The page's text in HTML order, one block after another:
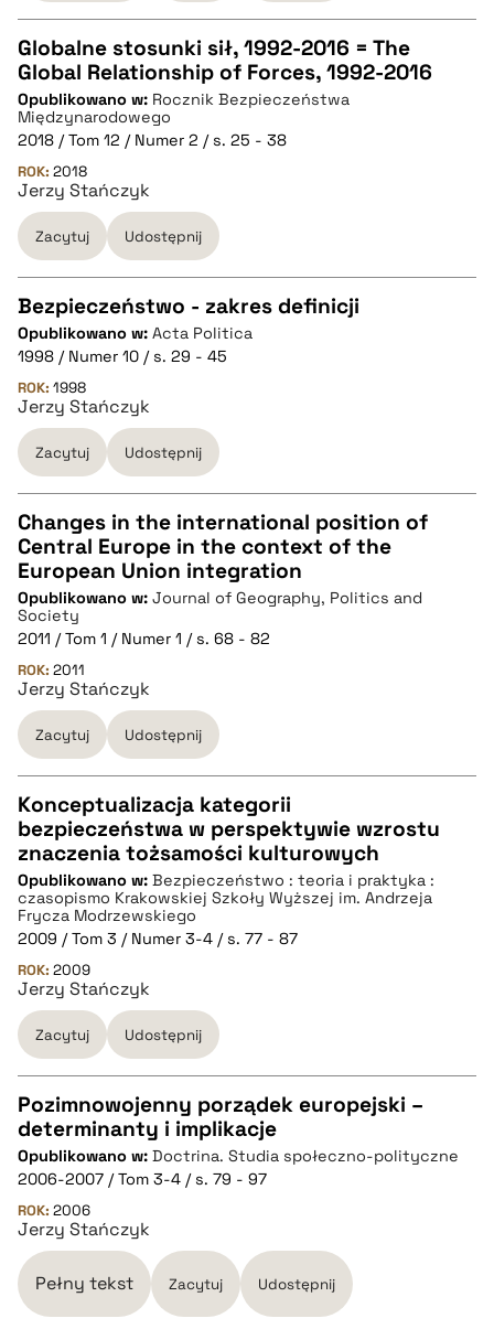
pobierz cytat
CZYSTY TEKST
pobierz cytat
BIBTEX
pobierz cytat
Globalne stosunki sił, 1992-2016 = The
Global Relationship of Forces, 1992-2016
Opublikowano w: Rocznik Bezpieczeństwa
Międzynarodowego
2018 / Tom 12 / Numer 2 / s. 25 - 38
ROK: 2018
Jerzy Stańczyk
Zacytuj Udostępnij
CZYSTY TEKST
pobierz cytat
BIBTEX
pobierz cytat
Bezpieczeństwo - zakres definicji
Opublikowano w: Acta Politica
1998 / Numer 10 / s. 29 - 45
ROK: 1998
Jerzy Stańczyk
Zacytuj Udostępnij
CZYSTY TEKST
pobierz cytat
BIBTEX
pobierz cytat
Changes in the international position of
Central Europe in the context of the
European Union integration
Opublikowano w: Journal of Geography, Politics and
Society
2011 / Tom 1 / Numer 1 / s. 68 - 82
ROK: 2011
Jerzy Stańczyk
Zacytuj Udostępnij
CZYSTY TEKST
pobierz cytat
BIBTEX
pobierz cytat
Konceptualizacja kategorii
bezpieczeństwa w perspektywie wzrostu
znaczenia tożsamości kulturowych
Opublikowano w: Bezpieczeństwo : teoria i praktyka :
czasopismo Krakowskiej Szkoły Wyższej im. Andrzeja
Frycza Modrzewskiego
2009 / Tom 3 / Numer 3-4 / s. 77 - 87
ROK: 2009
Jerzy Stańczyk
Zacytuj Udostępnij
CZYSTY TEKST
pobierz cytat
BIBTEX
Pozimnowojenny porządek europejski –
determinanty i implikacje
Opublikowano w: Doctrina. Studia społeczno-polityczne
2006-2007 / Tom 3-4 / s. 79 - 97
ROK: 2006
Jerzy Stańczyk
Pełny tekst Zacytuj Udostępnij